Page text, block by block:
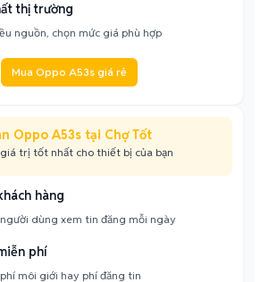
thị trường
nguồn, chọn mức giá phù hợp
Mua Oppo A53s giá rẻ
Oppo A53s tại Chợ Tốt
trị tốt nhất cho thiết bị của bạn
hàng
dùng xem tin đăng mỗi ngày
phí
môi giới hay phí đăng tin